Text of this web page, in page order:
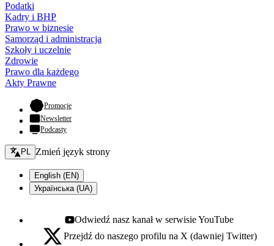
Podatki
Kadry i BHP
Prawo w biznesie
Samorząd i administracja
Szkoły i uczelnie
Zdrowie
Prawo dla każdego
Akty Prawne
Promocje- otwiera się w nowej karcie
Newsletter
Podcasty
Zmień język - bieżący:
PL Zmień język strony
English (EN)
Українська (UA)
Youtube - otwiera się w nowej karcie
Odwiedź nasz kanał w serwisie YouTube
X - otwiera się w nowej karcie
Przejdź do naszego profilu na X (dawniej Twitter)